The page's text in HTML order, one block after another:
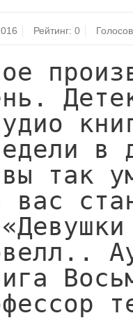
Рейтинг:0
в
так
вас